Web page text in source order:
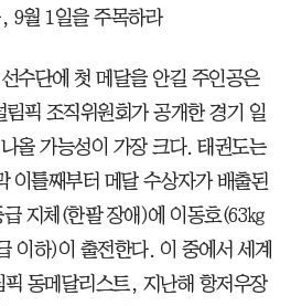
9월 1일을 주목하라
수단에 첫 메달을 안길 주인공은
픽 조직위원회가 공개한 경기 일
올 가능성이 가장 크다. 태권도는
이틀째부터 메달 수상자가 배출된
지체(한팔 장애)에 이동호(63㎏
이하)이 출전한다. 이 중에서 세계
동메달리스트, 지난해 항저우장